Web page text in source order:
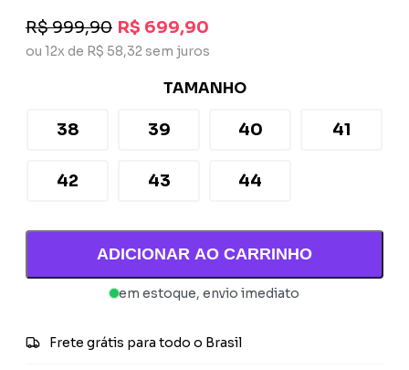
R$ 999,90 R$ 699,90
ou 12x de R$ 58,32 sem juros
TAMANHO
38 39 40 41
42 43 44
ADICIONAR AO CARRINHO
em estoque, envio imediato
Frete grátis para todo o Brasil